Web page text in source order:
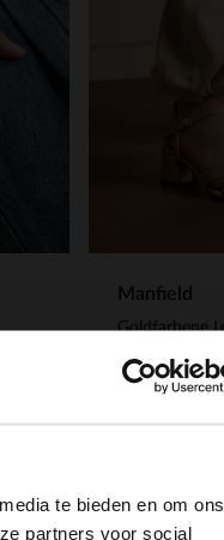
te bieden en om ons
partners voor social
Manfield
119.99
83.99